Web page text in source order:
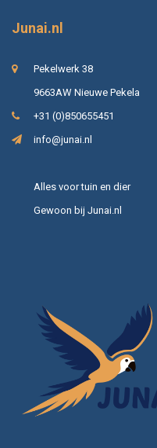
Junai.nl
Pekelwerk 38
9663AW Nieuwe Pekela
+31 (0)850655451
info@junai.nl
Alles voor tuin en dier
Gewoon bij Junai.nl